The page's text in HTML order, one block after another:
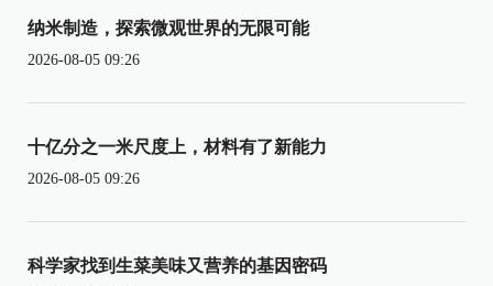
纳米制造，探索微观世界的无限可能
2026-08-05 09:26
十亿分之一米尺度上，材料有了新能力
2026-08-05 09:26
科学家找到生菜美味又营养的基因密码